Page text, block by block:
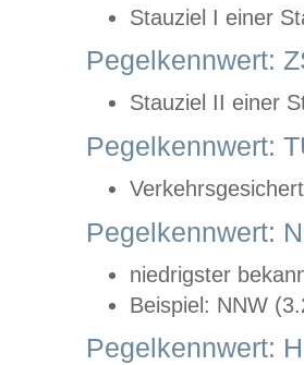
Stauziel I einer
Pegelkennwert:
Stauziel II einer
Pegelkennwert:
Pegelkennwert:
niedrigster
Beispiel: NNW
Pegelkennwert: